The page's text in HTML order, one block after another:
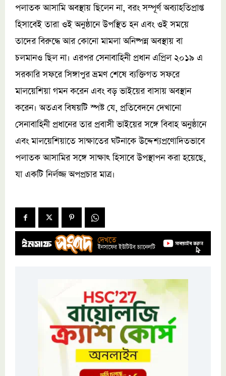
পলাতক আসামি অবস্থায় ছিলেন না, বরং সম্পূর্ণ অব্যাহতিপ্রাপ্ত
হিসাবেই তারা ওই অনুষ্ঠানে উপস্থিত হন এবং ওই সময়ে
তাদের বিরুদ্ধে আর কোনো মামলা অনিষ্পন্ন অবস্থায় বা
চলমানও ছিল না। এরপর সেনাবাহিনী প্রধান এপ্রিল ২০১৯ এ
সরকারি সফরে সিঙ্গাপুর ভ্রমণ শেষে ব্যক্তিগত সফরে
মালয়েশিয়া গমন করেন এবং বড় ভাইয়ের বাসায় অবস্থান
করেন। অতএব বিষয়টি স্পষ্ট যে, প্রতিবেদনে দেখানো
সেনাবাহিনী প্রধানের তার প্রবাসী ভাইয়ের সঙ্গে বিবাহ অনুষ্ঠানে
এবং মালয়েশিয়াতে সাক্ষাতের ঘটনাকে উদ্দেশ্যপ্রণোদিতভাবে
পলাতক আসামির সঙ্গে সাক্ষাৎ হিসাবে উপস্থাপন করা হয়েছে,
যা একটি নির্লজ্জ অপপ্রচার মাত্র।